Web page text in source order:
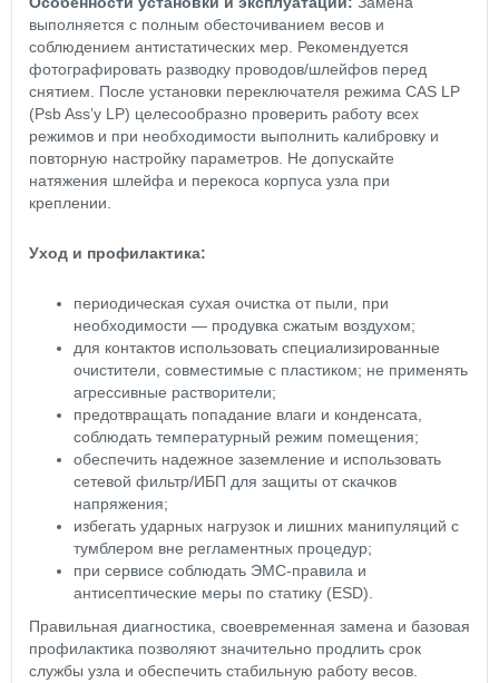
выполняется с полным обесточиванием весов и
соблюдением антистатических мер. Рекомендуется
фотографировать разводку проводов/шлейфов перед
снятием. После установки переключателя режима CAS LР
(Psb Ass’y LP) целесообразно проверить работу всех
режимов и при необходимости выполнить калибровку и
повторную настройку параметров. Не допускайте
натяжения шлейфа и перекоса корпуса узла при
креплении.
Уход и профилактика:
периодическая сухая очистка от пыли, при
необходимости — продувка сжатым воздухом;
для контактов использовать специализированные
очистители, совместимые с пластиком; не применять
агрессивные растворители;
предотвращать попадание влаги и конденсата,
соблюдать температурный режим помещения;
обеспечить надежное заземление и использовать
сетевой фильтр/ИБП для защиты от скачков
напряжения;
избегать ударных нагрузок и лишних манипуляций с
тумблером вне регламентных процедур;
при сервисе соблюдать ЭМС-правила и
антисептические меры по статику (ESD).
Правильная диагностика, своевременная замена и базовая
профилактика позволяют значительно продлить срок
службы узла и обеспечить стабильную работу весов.